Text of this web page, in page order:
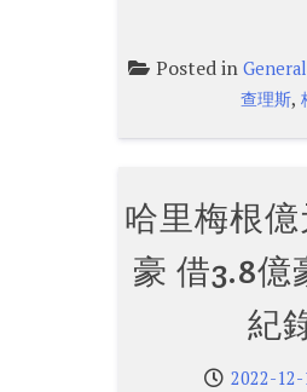
Posted inGeneral
查理斯,
哈里梅根
豪 借3.8億
紀
2022-12-